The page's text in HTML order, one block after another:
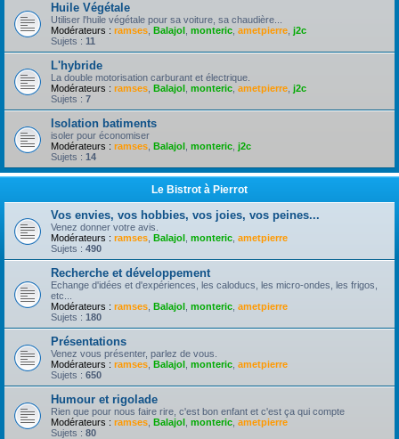
Huile Végétale
Utiliser l'huile végétale pour sa voiture, sa chaudière...
Modérateurs : ramses Balajol monteric ametpierre j2c
Sujets : 11
L'hybride
La double motorisation carburant et électrique.
Modérateurs : ramses Balajol monteric ametpierre j2c
Sujets : 7
Isolation batiments
isoler pour économiser
Modérateurs : ramses Balajol monteric j2c
Sujets : 14
Le Bistrot à Pierrot
Vos envies, vos hobbies, vos joies, vos peines...
Venez donner votre avis.
Modérateurs : ramses Balajol monteric ametpierre
Sujets : 490
Recherche et développement
Echange d'idées et d'expériences, les caloducs, les micro-ondes, les frigos,
etc...
Modérateurs : ramses Balajol monteric ametpierre
Sujets : 180
Présentations
Venez vous présenter, parlez de vous.
Modérateurs : ramses Balajol monteric ametpierre
Sujets : 650
Humour et rigolade
Rien que pour nous faire rire, c'est bon enfant et c'est ça qui compte
Modérateurs : ramses Balajol monteric ametpierre
Sujets : 80